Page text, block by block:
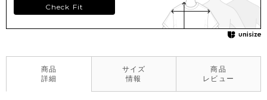
Check Fit
商品
詳細
サイズ
情報
商品
レビュー